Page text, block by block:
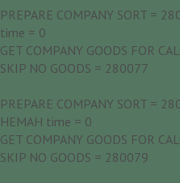
PREPARE COMPANY SORT
time = 0
GET COMPANY GOODS FOR
SKIP NO GOODS = 280077
PREPARE COMPANY SORT =
НЕМАН time = 0
GET COMPANY GOODS FOR
SKIP NO GOODS = 280079